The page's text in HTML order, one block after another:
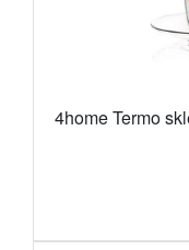
4home Termo